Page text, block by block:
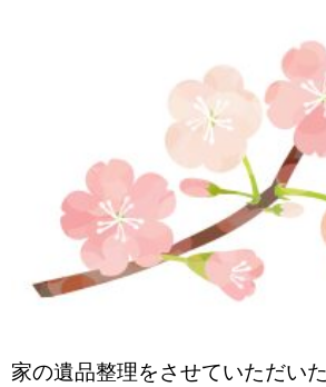
家の遺品整理をさせていただい